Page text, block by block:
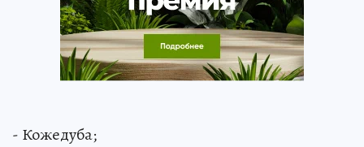
- Кожедуба;